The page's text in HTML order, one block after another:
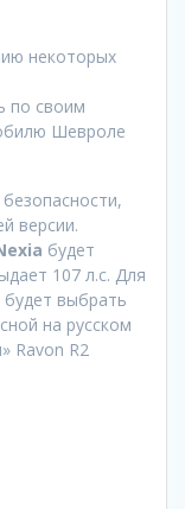
некоторых
по своим
Шевроле
версии.
будет
107 л.с. Для
выбрать
на русском
Ravon R2